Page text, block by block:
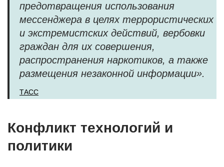
предотвращения использования
мессенджера в целях террористических
и экстремистских действий, вербовки
граждан для их совершения,
распространения наркотиков, а также
размещения незаконной информации».
ТАСС
Конфликт технологий и
политики